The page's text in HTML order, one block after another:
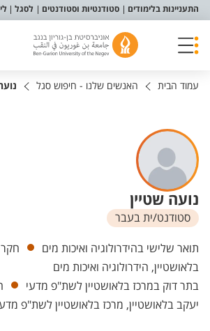
תפריט נגישות
התעניינות בלימודים סטודנטיות וסטודנטים לסגל
עמוד הבית האנשים שלנו - חיפוש סגל
נועה שטיין
סטודנט/ית בעבר
יחידות
תואר שלישי בהידרולוגיה ואיכות מים
בלאושטיין, הידרולוגיה ואיכות מים
בתר דוק במרכז בלאושטיין לשת"פ מדעי
יעקב בלאושטיין, מרכז בלאושטיין לשת"פ